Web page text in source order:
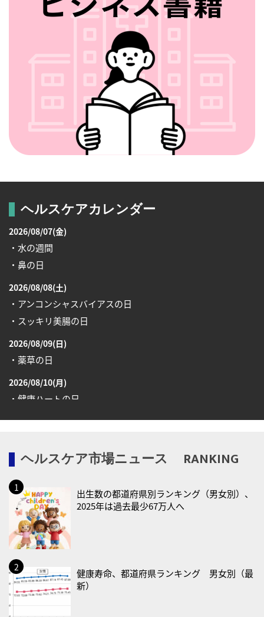
ヘルスケアカレンダー
2026/08/07(金)
・水の週間
・鼻の日
2026/08/08(土)
・アンコンシャスバイアスの日
・スッキリ美腸の日
2026/08/09(日)
・薬草の日
2026/08/10(月)
・健康ハートの日
・育児の日
2026/08/13(木)
・一汁三菜の日
2026/08/17(月)
・減塩の日
・防犯の日
2026/08/19(水)
・世界人道デー
ヘルスケア市場ニュース RANKING
出生数の都道府県別ランキング（男女別）、
2025年は過去最少67万人へ
健康寿命、都道府県ランキング 男女別（最
新）